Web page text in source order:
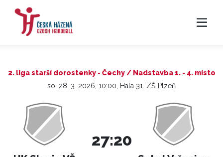
2. liga starší dorostenky - Čechy / Nadstavba 1. - 4. místo
so, 28. 3. 2026, 10:00, Hala 31. ZŠ Plzeň
27:20